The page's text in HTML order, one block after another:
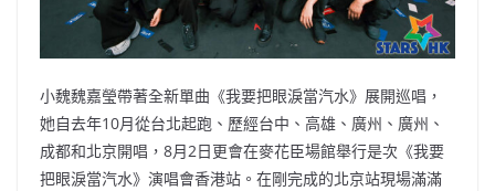
小魏魏嘉瑩帶著全新單曲《我要把眼淚當汽水》展開巡唱，
她自去年10月從台北起跑、歷經台中、高雄、廣州、廣州、
成都和北京開唱，8月2日更會在麥花臣場館舉行是次《我要
把眼淚當汽水》演唱會香港站。在剛完成的北京站現場滿滿